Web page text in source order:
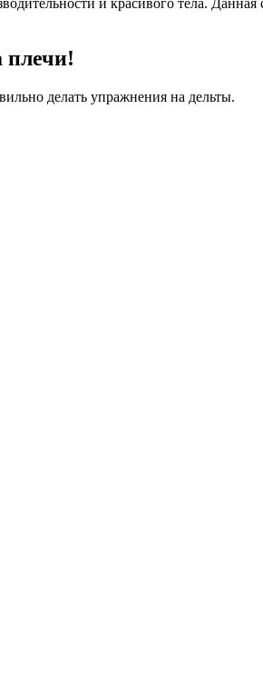
плечи!
делать упражнения на дельты.